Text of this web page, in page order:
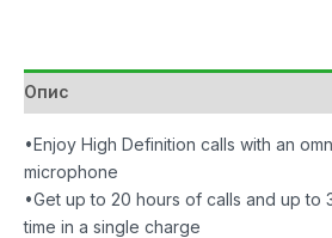
Опис
•Enjoy High Definition calls with an
microphone
•Get up to 20 hours of calls and up to
time in a single charge